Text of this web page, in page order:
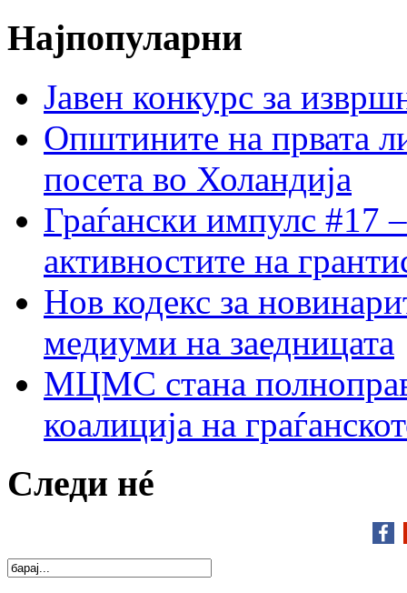
Најпопуларни
Јавен конкурс за
Општините на првата
посета во Холандија
Граѓански импулс #17
активностите на
Нов кодекс за
медиуми на заедницата
МЦМС стана
коалиција на
Следи нé